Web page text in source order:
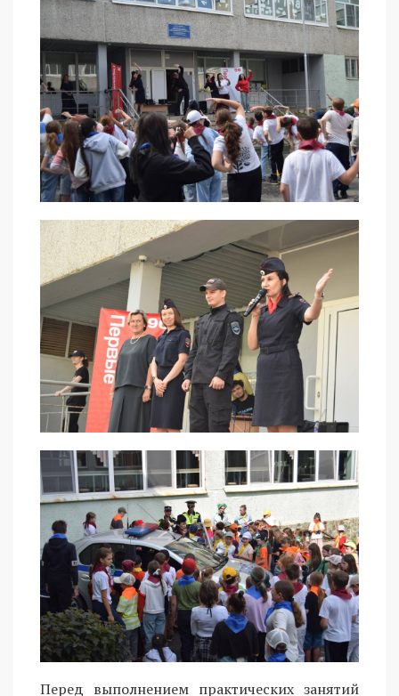
Перед выполнением практических занятий